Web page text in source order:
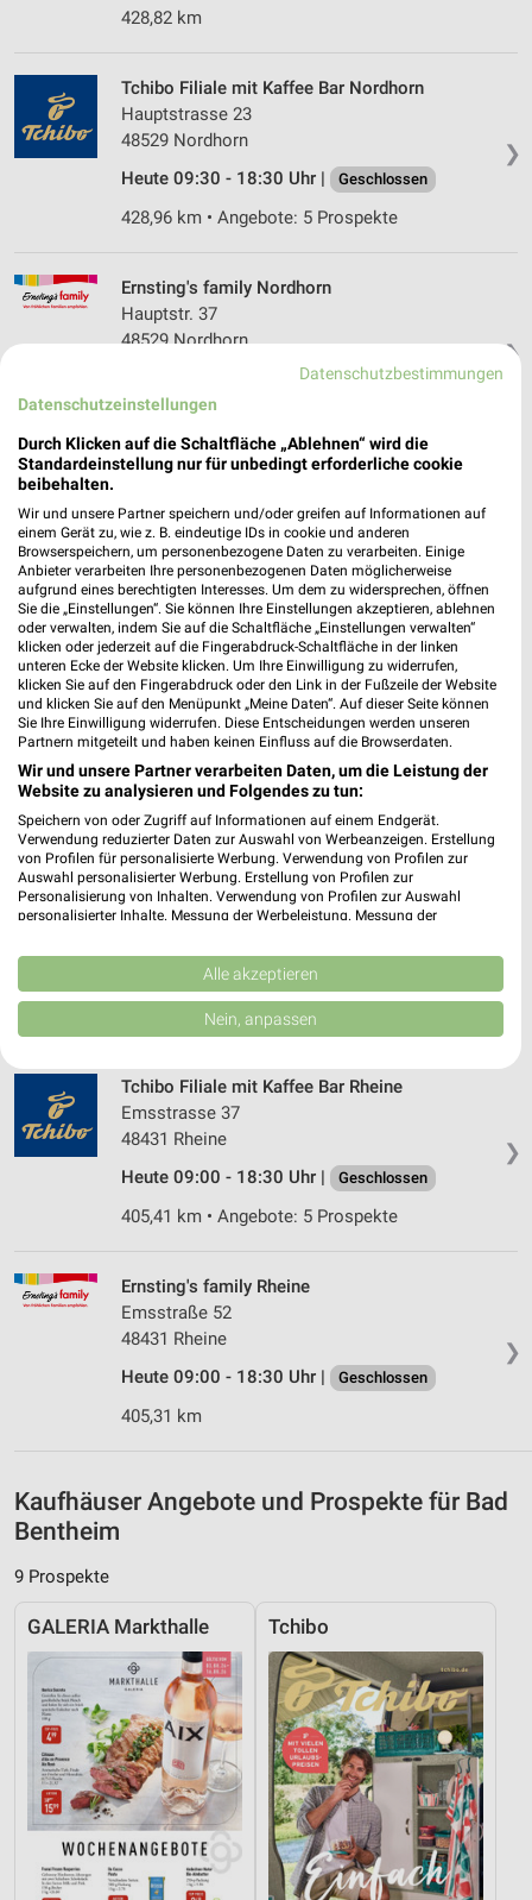
428,82 km
❯
Tchibo Filiale mit Kaffee Bar Nordhorn
Hauptstrasse 23
48529 Nordhorn
Heute 09:30 - 18:30 Uhr |
Geschlossen
428,96 km • Angebote: 5 Prospekte
❯
Ernsting's family Nordhorn
Hauptstr. 37
48529 Nordhorn
Heute 09:00 - 18:30 Uhr | Geschlossen
428,96 km
Sendplatz 3
48629 Metelen
Heute 09:00 - 18:00 Uhr | Geschlossen
422,62 km
Ernsting's family Rheine
Klosterstr. 4
48431 Rheine
Heute 09:00 - 18:30 Uhr | Geschlossen
405,62 km
Woolworth Rheine
Herrenschreiberstraße 15
Heute 09:00 - 19:00 Uhr |
❯
Tchibo Filiale mit Kaffee Bar Rheine
Emsstrasse 37
48431 Rheine
Heute 09:00 - 18:30 Uhr |
Geschlossen
405,41 km • Angebote: 5 Prospekte
❯
Ernsting's family Rheine
Emsstraße 52
48431 Rheine
Heute 09:00 - 18:30 Uhr |
Geschlossen
405,31 km
Kaufhäuser Angebote und Prospekte für Bad
Bentheim
9 Prospekte
GALERIA Markthalle Tchibo
Datenschutzbestimmungen
Datenschutzeinstellungen
Durch Klicken auf die Schaltfläche „Ablehnen“ wird die
Standardeinstellung nur für unbedingt erforderliche cookie
beibehalten.
Wir und unsere Partner speichern und/oder greifen auf Informationen auf
einem Gerät zu, wie z. B. eindeutige IDs in cookie und anderen
Browserspeichern, um personenbezogene Daten zu verarbeiten. Einige
Anbieter verarbeiten Ihre personenbezogenen Daten möglicherweise
aufgrund eines berechtigten Interesses. Um dem zu widersprechen, öffnen
Sie die „Einstellungen“. Sie können Ihre Einstellungen akzeptieren, ablehnen
oder verwalten, indem Sie auf die Schaltfläche „Einstellungen verwalten“
klicken oder jederzeit auf die Fingerabdruck-Schaltfläche in der linken
unteren Ecke der Website klicken. Um Ihre Einwilligung zu widerrufen,
klicken Sie auf den Fingerabdruck oder den Link in der Fußzeile der Website
und klicken Sie auf den Menüpunkt „Meine Daten“. Auf dieser Seite können
Sie Ihre Einwilligung widerrufen. Diese Entscheidungen werden unseren
Partnern mitgeteilt und haben keinen Einfluss auf die Browserdaten.
Wir und unsere Partner verarbeiten Daten, um die Leistung der
Website zu analysieren und Folgendes zu tun:
Speichern von oder Zugriff auf Informationen auf einem Endgerät.
Verwendung reduzierter Daten zur Auswahl von Werbeanzeigen. Erstellung
von Profilen für personalisierte Werbung. Verwendung von Profilen zur
Auswahl personalisierter Werbung. Erstellung von Profilen zur
Personalisierung von Inhalten. Verwendung von Profilen zur Auswahl
personalisierter Inhalte. Messung der Werbeleistung. Messung der
Kombinationen von Daten aus verschiedenen Quellen. Entwicklung und
Verbesserung der Angebote. Verwendung reduzierter Daten zur Auswahl
von Inhalten.
Daten können außerhalb der Europäischen Union weitergegeben und in die
USA gesendet werden.
Website/App.
Partnerliste anzeigen (1 IAB-Anbieter)
Wir nutzen Ihre Daten für folgende Zwecke:
auf einem Endgerät
Verwendung reduzierter Daten zur Auswahl von
Werbeanzeigen
Erstellung von Profilen für personalisierte
Verwendung von Profilen zur Auswahl
personalisierter Werbung
von Inhalten
Verwendung von Profilen zur Auswahl
personalisierter Inhalte
Messung der Werbeleistung
Messung der Performance von Inhalten
Analyse von Zielgruppen durch Statistiken oder
Kombinationen von Daten aus verschiedenen
Quellen
Entwicklung und Verbesserung der Angebote
Verwendung reduzierter Daten zur Auswahl von
Inhalten
Alle akzeptieren
Nein, anpassen